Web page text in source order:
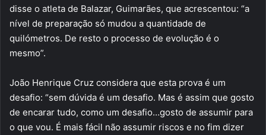
disse o atleta de Balazar, Guimarães, que acrescentou: “a
nível de preparação só mudou a quantidade de
quilómetros. De resto o processo de evolução é o
mesmo”.
João Henrique Cruz considera que esta prova é um
desafio: “sem dúvida é um desafio. Mas é assim que gosto
de encarar tudo, como um desafio…gosto de assumir para
o que vou. É mais fácil não assumir riscos e no fim dizer